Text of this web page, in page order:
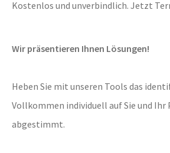
Kostenlos und unverbindlich. Jetzt
Wir präsentieren Ihnen Lösungen!
Heben Sie mit unseren Tools das
Vollkommen individuell auf Sie und Ihr
abgestimmt.